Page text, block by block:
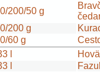
200/50 g
200 g
60 g
l
l